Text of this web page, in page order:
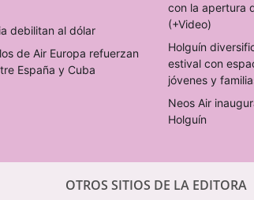
debilitan al dólar
de Air Europa refuerzan
España y Cuba
con la apertura
(+Video)
Holguín
estival con
jóvenes y
Neos Air
Holguín
OTROS SITIOS DE LA EDITORA